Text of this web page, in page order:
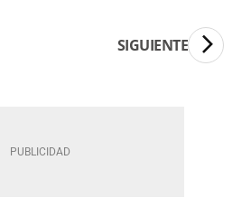
SIGUIENTE